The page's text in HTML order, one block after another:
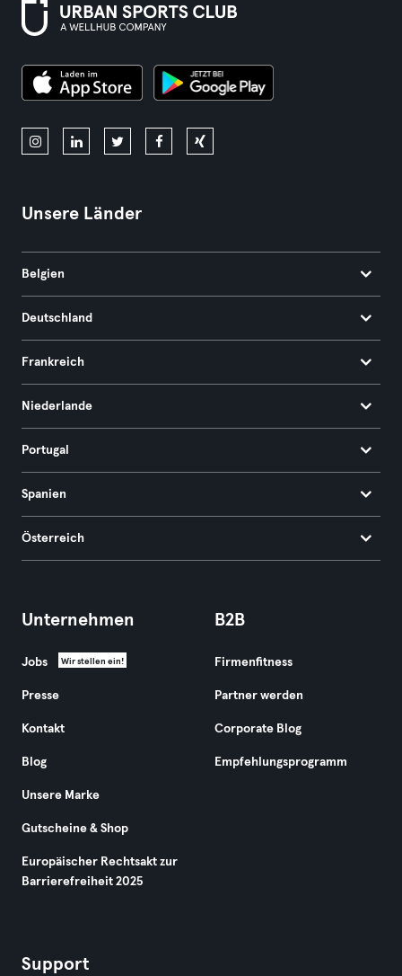
Unsere Länder
Belgien
Deutschland
Frankreich
Niederlande
Portugal
Spanien
Österreich
Unternehmen
Jobs Wir stellen ein!
Presse
Kontakt
Blog
Unsere Marke
Gutscheine & Shop
Europäischer Rechtsakt zur
Barrierefreiheit 2025
B2B
Firmenfitness
Partner werden
Corporate Blog
Empfehlungsprogramm
Support